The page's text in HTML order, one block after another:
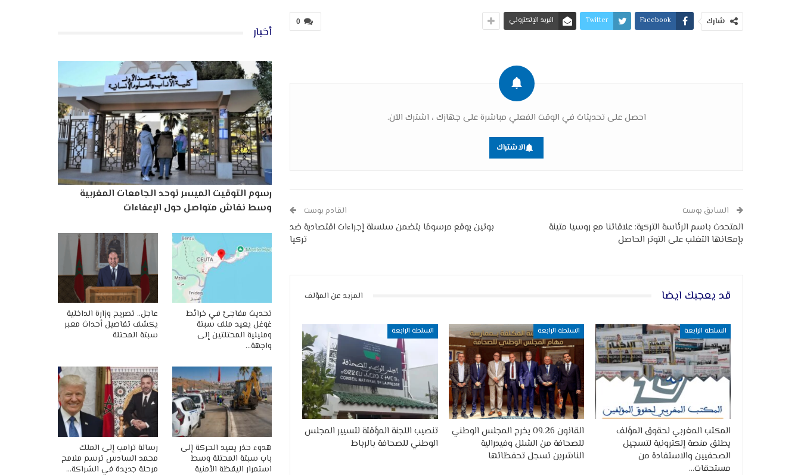
0 شارك Facebook
Twitter البريد الإلكتروني
احصل على تحديثات في الوقت الفعلي مباشرة على جهازك ، اشترك الآن.
الاشتراك
السابق بوست
المتحدث باسم الرئاسة التركية: علاقاتنا مع روسيا متينة
بإمكانها التغلب على التوتر الحاصل
القادم بوست
بوتين يوقع مرسومًا يتضمن سلسلة إجراءات اقتصادية ضد
تركيا
قد يعجبك ايضا المزيد عن المؤلف
السلطة الرابعة
المكتب المغربي لحقوق المؤلف
يطلق منصة إلكترونية لتسجيل
الصحفيين والاستفادة من
مستحقات…
السلطة الرابعة
القانون 09.26 يخرج المجلس الوطني
للصحافة من الشلل وفيدرالية
الناشرين تسجل تحفظاتها
السلطة الرابعة
تنصيب اللجنة المؤقتة لتسيير المجلس
الوطني للصحافة بالرباط
أخبار
رسوم التوقيت الميسر توحد الجامعات المغربية
وسط نقاش متواصل حول الإعفاءات
تحديث مفاجئ في خرائط
غوغل يعيد ملف سبتة
ومليلية المحتلتين إلى
واجهة…
عاجل.. تصريح وزارة الداخلية
يكشف تفاصيل أحداث معبر
سبتة المحتلة
هدوء حذر يعيد الحركة إلى
باب سبتة المحتلة وسط
استمرار اليقظة الأمنية
رسالة ترامب إلى الملك
محمد السادس ترسم ملامح
مرحلة جديدة في الشراكة…